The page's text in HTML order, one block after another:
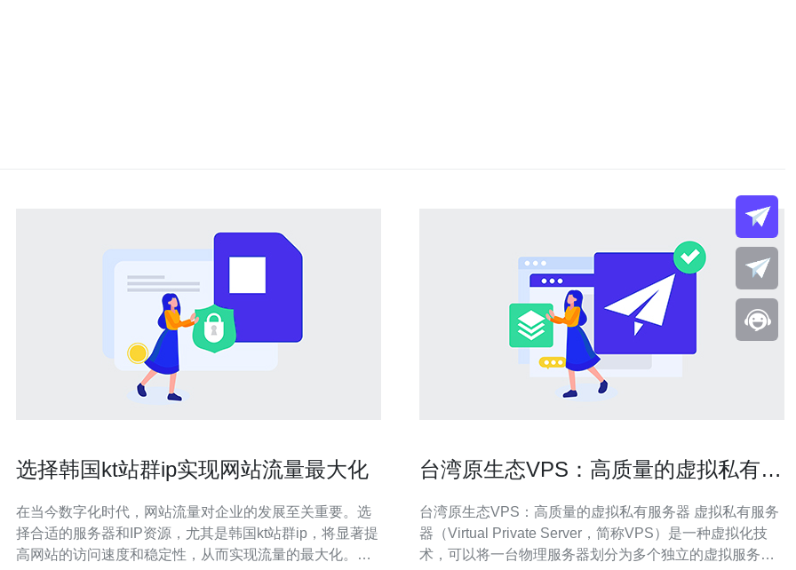
选择韩国kt站群ip实现网站流量最大化
在当今数字化时代，网站流量对企业的发展至关重要。选
择合适的服务器和IP资源，尤其是韩国kt站群ip，将显著提
高网站的访问速度和稳定性，从而实现流量的最大化。本
台湾原生态VPS：高质量的虚拟私有服
台湾原生态VPS：高质量的虚拟私有服务器 虚拟私有服务
器（Virtual Private Server，简称VPS）是一种虚拟化技
术，可以将一台物理服务器划分为多个独立的虚拟服务